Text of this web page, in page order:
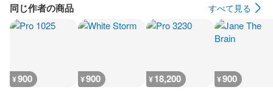
同じ作者の商品 すべて見る
¥900 ¥900 ¥18,200 ¥900